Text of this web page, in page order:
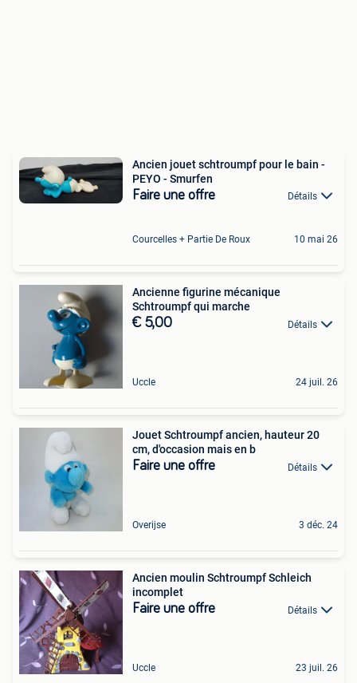
Ancien jouet schtroumpf pour le bain -
PEYO - Smurfen
Faire une offre Détails
Courcelles + Partie De Roux 10 mai 26
Ancienne figurine mécanique
Schtroumpf qui marche
€ 5,00 Détails
Uccle 24 juil. 26
Jouet Schtroumpf ancien, hauteur 20
cm, d'occasion mais en b
Faire une offre Détails
Overijse 3 déc. 24
Ancien moulin Schtroumpf Schleich
incomplet
Faire une offre Détails
Uccle 23 juil. 26